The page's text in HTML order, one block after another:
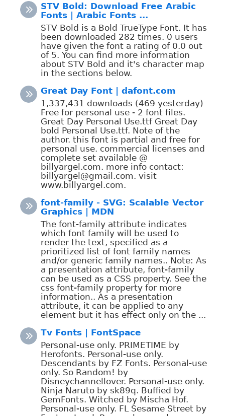
STV Bold: Download Free Arabic
Fonts | Arabic Fonts ...
STV Bold is a Bold TrueType Font. It has
been downloaded 282 times. 0 users
have given the font a rating of 0.0 out
of 5. You can find more information
about STV Bold and it's character map
in the sections below.
Great Day Font | dafont.com
1,337,431 downloads (469 yesterday)
Free for personal use - 2 font files.
Great Day Personal Use.ttf Great Day
bold Personal Use.ttf. Note of the
author. this font is partial and free for
personal use. commercial licenses and
complete set available @
billyargel.com. more info contact:
billyargel@gmail.com. visit
www.billyargel.com.
font-family - SVG: Scalable Vector
Graphics | MDN
The font-family attribute indicates
which font family will be used to
render the text, specified as a
prioritized list of font family names
and/or generic family names.. Note: As
a presentation attribute, font-family
can be used as a CSS property. See the
css font-family property for more
information.. As a presentation
attribute, it can be applied to any
element but it has effect only on the ...
Tv Fonts | FontSpace
Personal-use only. PRIMETIME by
Herofonts. Personal-use only.
Descendants by FZ Fonts. Personal-use
only. So Random! by
Disneychannellover. Personal-use only.
Ninja Naruto by sk89q. Buffied by
GemFonts. Witched by Mischa Hof.
Personal-use only. FL Sesame Street by